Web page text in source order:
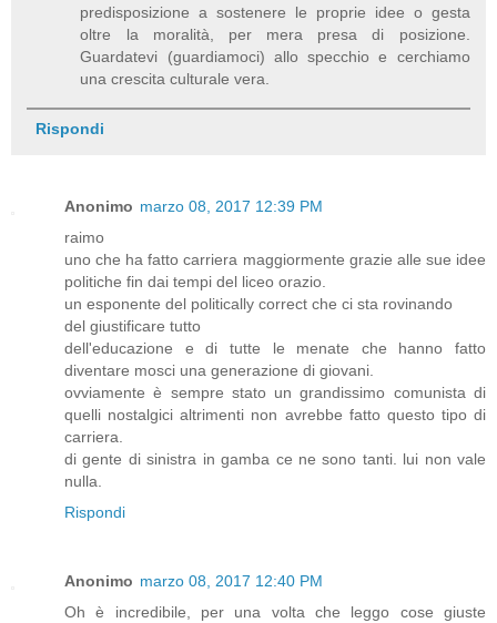
predisposizione a sostenere le proprie idee o gesta
oltre la moralità, per mera presa di posizione.
Guardatevi (guardiamoci) allo specchio e cerchiamo
una crescita culturale vera.
Rispondi
Anonimo marzo 08, 2017 12:39 PM
raimo
uno che ha fatto carriera maggiormente grazie alle sue idee
politiche fin dai tempi del liceo orazio.
un esponente del politically correct che ci sta rovinando
del giustificare tutto
dell'educazione e di tutte le menate che hanno fatto
diventare mosci una generazione di giovani.
ovviamente è sempre stato un grandissimo comunista di
quelli nostalgici altrimenti non avrebbe fatto questo tipo di
carriera.
di gente di sinistra in gamba ce ne sono tanti. lui non vale
nulla.
Rispondi
Anonimo marzo 08, 2017 12:40 PM
Oh è incredibile, per una volta che leggo cose giuste